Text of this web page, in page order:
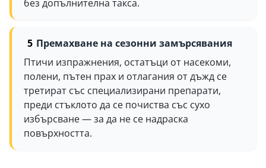
без допълнителна такса.
Премахване на сезонни замърсявания
Птичи изпражнения, остатъци от насекоми,
полени, пътен прах и отлагания от дъжд се
третират със специализирани препарати,
преди стъклото да се почиства със сухо
избърсване — за да не се надраска
повърхността.